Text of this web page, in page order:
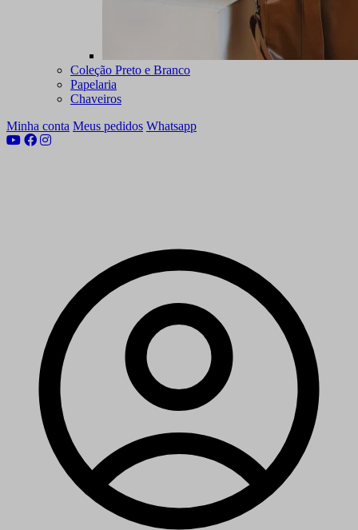
Coleção Preto e Branco
Papelaria
Chaveiros
Minha conta Meus pedidos Whatsapp